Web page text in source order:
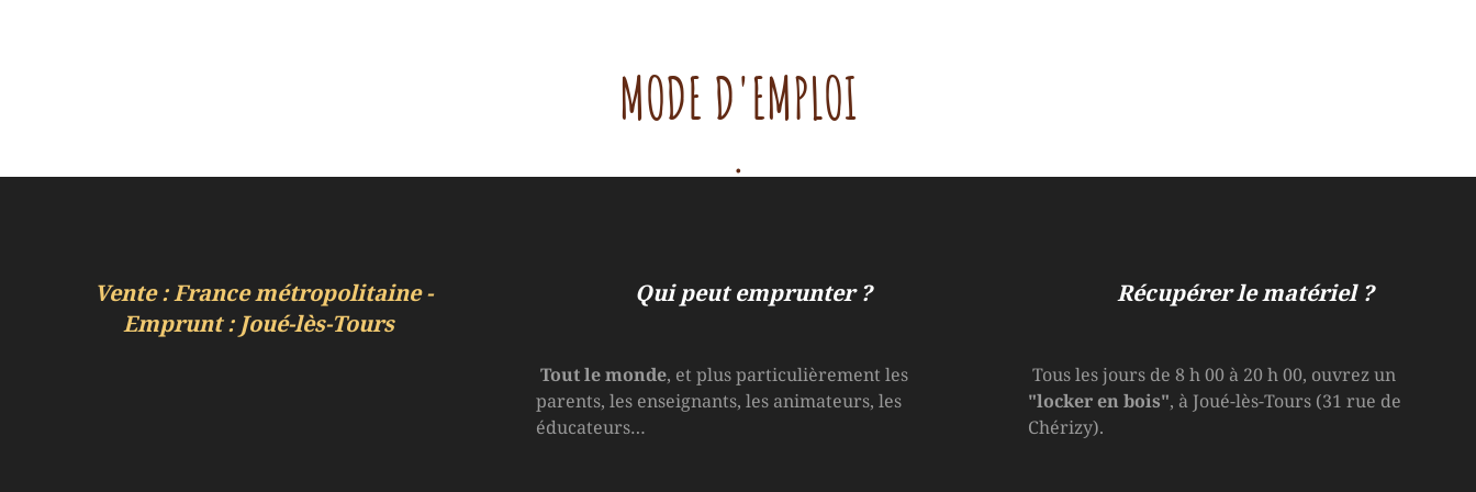
MODE D'EMPLOI
.
Vente : France métropolitaine -
Emprunt : Joué-lès-Tours
Qui peut emprunter ?
Tout le monde, et plus particulièrement les
parents, les enseignants, les animateurs, les
éducateurs…
Récupérer le matériel ?
Tous les jours de 8 h 00 à 20 h 00, ouvrez un
"locker en bois", à Joué-lès-Tours (31 rue de
Chérizy).